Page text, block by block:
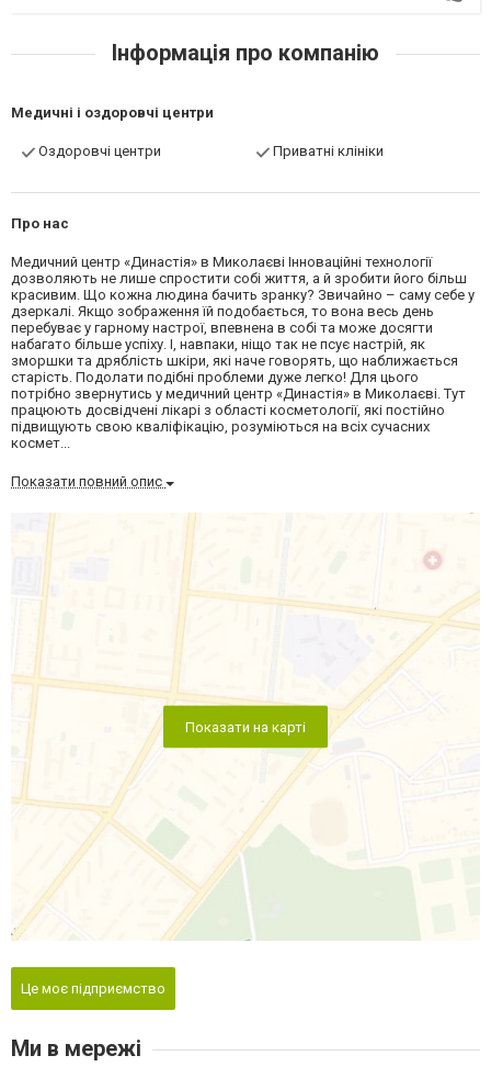
Інформація про компанію
Медичні і оздоровчі центри
Оздоровчі центри Приватні клініки
Про нас
Медичний центр «Династія» в Миколаєві Інноваційні технології
дозволяють не лише спростити собі життя, а й зробити його більш
красивим. Що кожна людина бачить зранку? Звичайно – саму себе у
дзеркалі. Якщо зображення їй подобається, то вона весь день
перебуває у гарному настрої, впевнена в собі та може досягти
набагато більше успіху. І, навпаки, ніщо так не псує настрій, як
зморшки та дряблість шкіри, які наче говорять, що наближається
старість. Подолати подібні проблеми дуже легко! Для цього
потрібно звернутись у медичний центр «Династія» в Миколаєві. Тут
працюють досвідчені лікарі з області косметології, які постійно
підвищують свою кваліфікацію, розуміються на всіх сучасних
космет...
Показати повний опис
Показати на карті
Це моє підприємство
Ми в мережі